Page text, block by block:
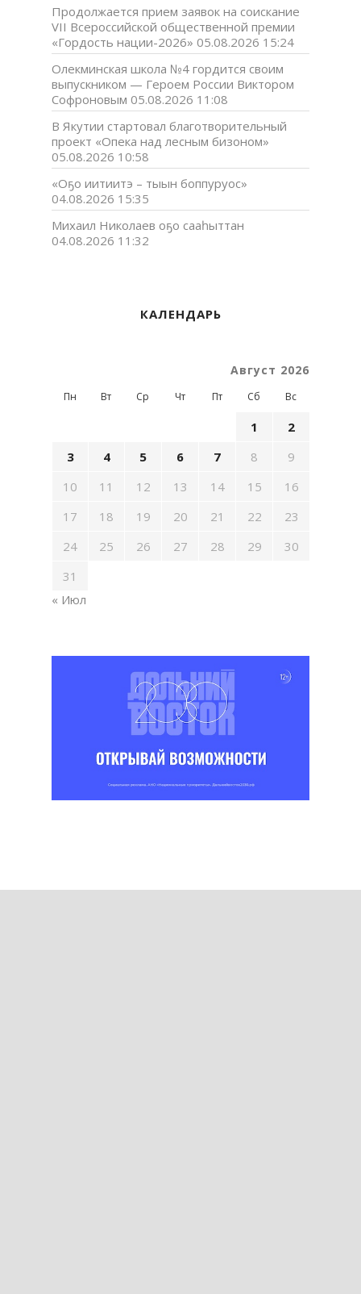
Продолжается прием заявок на соискание
VII Всероссийской общественной премии
«Гордость нации-2026» 05.08.2026 15:24
Олекминская школа №4 гордится своим
выпускником — Героем России Виктором
Софроновым 05.08.2026 11:08
В Якутии стартовал благотворительный
проект «Опека над лесным бизоном»
05.08.2026 10:58
«Оҕо иитиитэ – тыын боппуруос»
04.08.2026 15:35
Михаил Николаев оҕо сааһыттан
04.08.2026 11:32
КАЛЕНДАРЬ
Август 2026
Пн Вт Ср Чт Пт Сб Вс
1
2
3
4 5 6 7 8
9
10
11 12 13 14 15
16
17
18 19 20 21 22
23
24
25 26 27 28 29
30
31
« Июл